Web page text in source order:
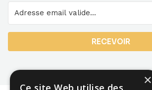
RECEVOIR
×
Ce site Web utilise des